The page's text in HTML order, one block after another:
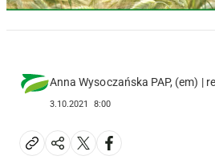
Anna Wysoczańska PAP, (em) |
3.10.2021 8:00